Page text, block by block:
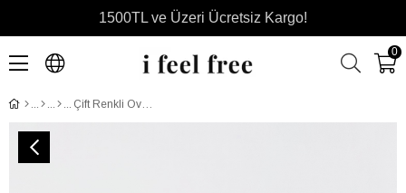
1500TL ve Üzeri Ücretsiz Kargo!
0
Çift Renkli Oval Halka Küpe